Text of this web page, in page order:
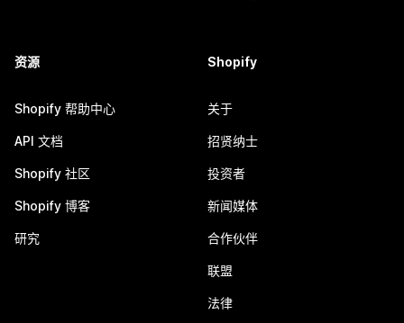
资源
Shopify 帮助中心
API 文档
Shopify 社区
Shopify 博客
研究
Shopify
关于
招贤纳士
投资者
新闻媒体
合作伙伴
联盟
法律